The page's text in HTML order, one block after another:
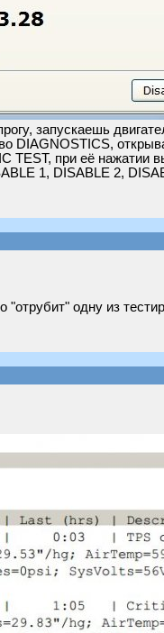
запускаешь
DIAGNOSTICS,
TEST, при её
1, DISABLE 2,
"отрубит" одну из